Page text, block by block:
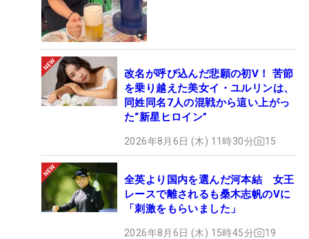
改名が呼び込んだ悲願の初V！ 苦節
を乗り越えた美女イ・ユルリンは、
同姓同名7人の混戦から這い上がっ
た“新星ヒロイン”
2026年8月6日 (木) 11時30分 15
全英より国内を選んだ河本結 女王
レースで離されるも桑木志帆のVに
「刺激をもらいました」
2026年8月6日 (木) 15時45分 19